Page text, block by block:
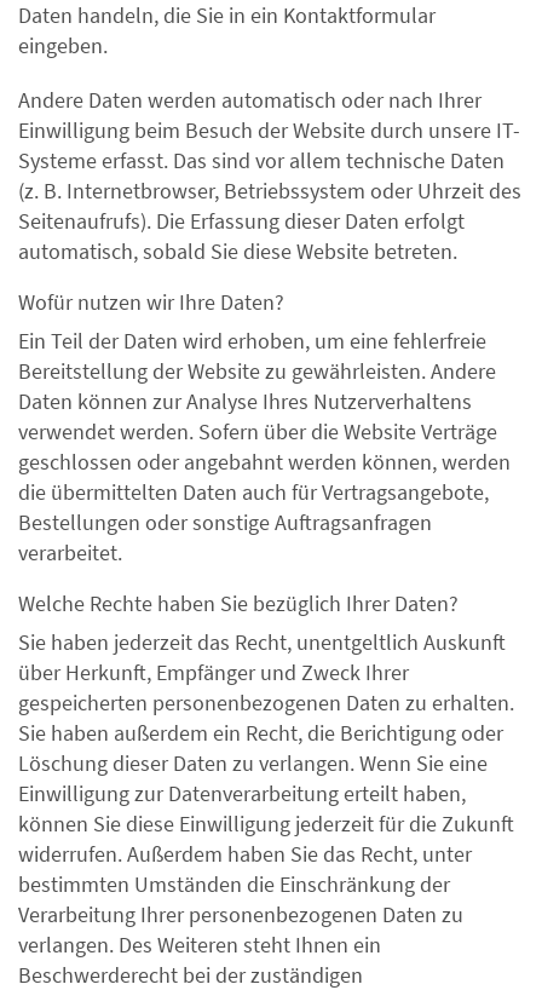
Daten handeln, die Sie in ein Kontaktformular
eingeben.
Andere Daten werden automatisch oder nach Ihrer
Einwilligung beim Besuch der Website durch unsere IT-
Systeme erfasst. Das sind vor allem technische Daten
(z. B. Internetbrowser, Betriebssystem oder Uhrzeit des
Seitenaufrufs). Die Erfassung dieser Daten erfolgt
automatisch, sobald Sie diese Website betreten.
Wofür nutzen wir Ihre Daten?
Ein Teil der Daten wird erhoben, um eine fehlerfreie
Bereitstellung der Website zu gewährleisten. Andere
Daten können zur Analyse Ihres Nutzerverhaltens
verwendet werden. Sofern über die Website Verträge
geschlossen oder angebahnt werden können, werden
die übermittelten Daten auch für Vertragsangebote,
Bestellungen oder sonstige Auftragsanfragen
verarbeitet.
Welche Rechte haben Sie bezüglich Ihrer Daten?
Sie haben jederzeit das Recht, unentgeltlich Auskunft
über Herkunft, Empfänger und Zweck Ihrer
gespeicherten personenbezogenen Daten zu erhalten.
Sie haben außerdem ein Recht, die Berichtigung oder
Löschung dieser Daten zu verlangen. Wenn Sie eine
Einwilligung zur Datenverarbeitung erteilt haben,
können Sie diese Einwilligung jederzeit für die Zukunft
widerrufen. Außerdem haben Sie das Recht, unter
bestimmten Umständen die Einschränkung der
Verarbeitung Ihrer personenbezogenen Daten zu
verlangen. Des Weiteren steht Ihnen ein
Beschwerderecht bei der zuständigen